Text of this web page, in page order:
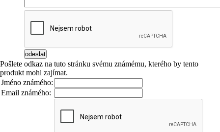
Pošlete odkaz na tuto stránku svému známému, kterého by tento
produkt mohl zajímat.
Jméno známého:
Email známého: